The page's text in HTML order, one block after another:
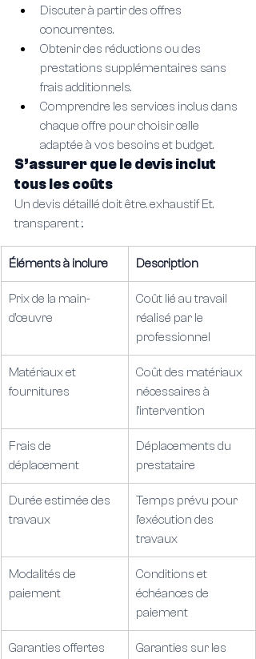
Discuter à partir des offres
concurrentes.
Obtenir des réductions ou des
prestations supplémentaires sans
frais additionnels.
Comprendre les services inclus dans
chaque offre pour choisir celle
adaptée à vos besoins et budget.
S’assurer que le devis inclut
tous les coûts
Un devis détaillé doit être. exhaustif Et.
transparent :.
Éléments à inclure Description
Prix de la main-
d’œuvre
Coût lié au travail
réalisé par le
professionnel
Matériaux et
fournitures
Coût des matériaux
nécessaires à
l’intervention
Frais de
déplacement
Déplacements du
prestataire
Durée estimée des
travaux
Temps prévu pour
l’exécution des
travaux
Modalités de
paiement
Conditions et
échéances de
paiement
Garanties offertes Garanties sur les